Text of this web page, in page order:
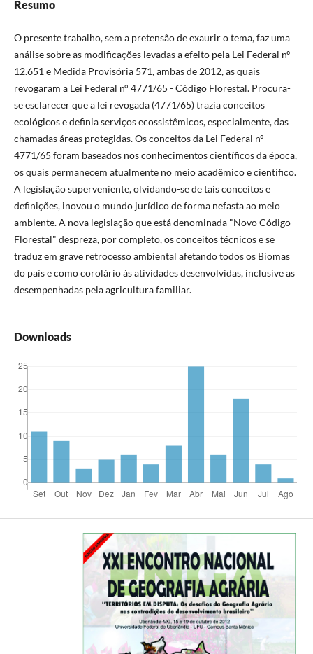
Resumo
O presente trabalho, sem a pretensão de exaurir o tema, faz uma
análise sobre as modificações levadas a efeito pela Lei Federal nº
12.651 e Medida Provisória 571, ambas de 2012, as quais
revogaram a Lei Federal n° 4771/65 - Código Florestal. Procura-
se esclarecer que a lei revogada (4771/65) trazia conceitos
ecológicos e definia serviços ecossistêmicos, especialmente, das
chamadas áreas protegidas. Os conceitos da Lei Federal n°
4771/65 foram baseados nos conhecimentos científicos da época,
os quais permanecem atualmente no meio acadêmico e científico.
A legislação superveniente, olvidando-se de tais conceitos e
definições, inovou o mundo jurídico de forma nefasta ao meio
ambiente. A nova legislação que está denominada "Novo Código
Florestal" despreza, por completo, os conceitos técnicos e se
traduz em grave retrocesso ambiental afetando todos os Biomas
do país e como corolário às atividades desenvolvidas, inclusive as
desempenhadas pela agricultura familiar.
Downloads